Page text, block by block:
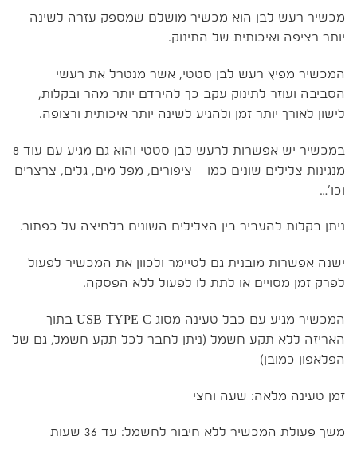
מכשיר רעש לבן הוא מכשיר מושלם שמספק עזרה לשינה
יותר רציפה ואיכותית של התינוק.
המכשיר מפיץ רעש לבן סטטי, אשר מנטרל את רעשי
הסביבה ועוזר לתינוק עקב כך להירדם יותר מהר ובקלות,
לישון לאורך יותר זמן ולהגיע לשינה יותר איכותית ורצופה.
במכשיר יש אפשרות לרעש לבן סטטי והוא גם מגיע עם עוד 8
מנגינות צלילים שונים כמו – ציפורים, מפל מים, גלים, צרצרים
וכו’…
ניתן בקלות להעביר בין הצלילים השונים בלחיצה על כפתור.
ישנה אפשרות מובנית גם לטיימר ולכוון את המכשיר לפעול
לפרק זמן מסויים או לתת לו לפעול ללא הפסקה.
המכשיר מגיע עם כבל טעינה מסוג USB TYPE C בתוך
האריזה ללא תקע חשמל (ניתן לחבר לכל תקע חשמל, גם של
הפלאפון כמובן)
זמן טעינה מלאה: שעה וחצי
משך פעולת המכשיר ללא חיבור לחשמל: עד 36 שעות